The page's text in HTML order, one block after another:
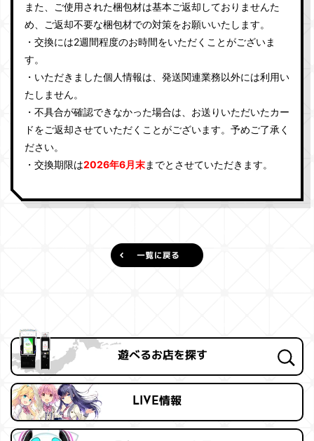
また、ご使用された梱包材は基本ご返却しておりませんた
め、ご返却不要な梱包材での対策をお願いいたします。
・交換には2週間程度のお時間をいただくことがございま
す。
・いただきました個人情報は、発送関連業務以外には利用い
たしません。
・不具合が確認できなかった場合は、お送りいただいたカー
ドをご返却させていただくことがございます。予めご了承く
ださい。
・交換期限は2026年6月末までとさせていただきます。
遊べるお店を探す
LIVE情報